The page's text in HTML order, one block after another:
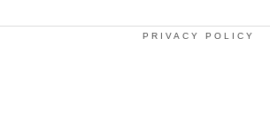
PRIVACY POLICY